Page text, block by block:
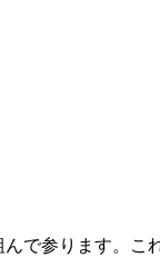
で参ります。こ